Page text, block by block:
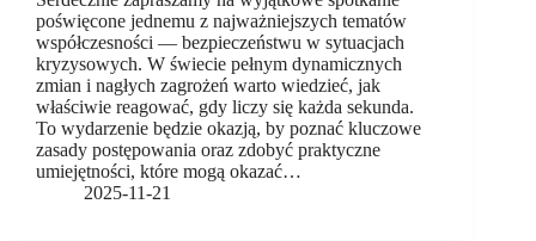
poświęcone jednemu z najważniejszych tematów
współczesności — bezpieczeństwu w sytuacjach
kryzysowych. W świecie pełnym dynamicznych
zmian i nagłych zagrożeń warto wiedzieć, jak
właściwie reagować, gdy liczy się każda sekunda.
To wydarzenie będzie okazją, by poznać kluczowe
zasady postępowania oraz zdobyć praktyczne
umiejętności, które mogą okazać…
2025-11-21